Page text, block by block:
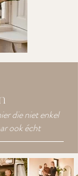
die niet enkel
ook écht